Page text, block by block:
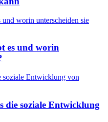
es und worin
die soziale Entwicklung